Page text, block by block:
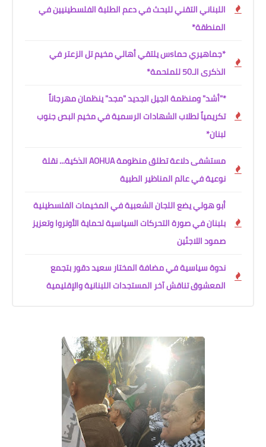
اللبناني التقني للبحث في دعم الطلبة الفلسطينيين في
المنطقة*
*جماهيري حماsس يلتقي أهالي مخيم تل الزعتر في
الذكرى الـ50 للملحمة*
*"أشد" ومنظمة الجيل الجديد "مجد" ينظمان مهرجاناً
تكريمياً لطلاب الشهادات الرسمية في مخيم البص جنوب
لبنان*
مستشفى دلاعة تطلق منظومة AOHUA الذكية... نقلة
نوعية في عالم المناظير الطبية
أبو هولي يضع اللجان الشعبية في المخيمات الفلسطينية
بلبنان في صورة التحركات السياسية لحماية الأونروا وتعزيز
صمود اللاجئين
ندوة سياسية في مضافة المختار سعيد دقور بتجمع
المعشوق تناقش آخر المستجدات اللبنانية والإقليمية